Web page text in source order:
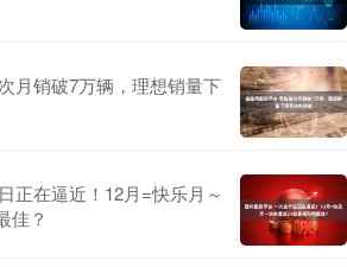
月销破7万辆，理想销量下
正在逼近！12月=快乐月～
佳？